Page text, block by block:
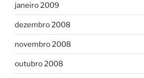
janeiro 2009
dezembro 2008
novembro 2008
outubro 2008